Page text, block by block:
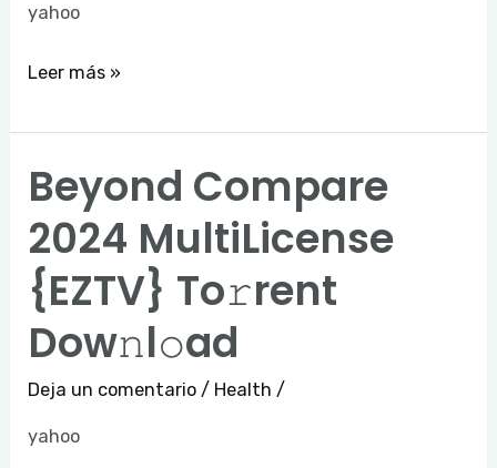
yahoo
Leer más »
Beyond Compare
2024 MultiLicense
{EZTV} To𝚛rent
Dow𝚗l𝚘ad
Deja un comentario / Health /
yahoo
Beyond
Compare
2024
MultiLicense
{EZTV}
To𝚛rent